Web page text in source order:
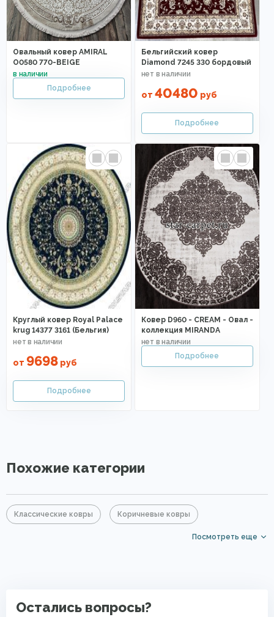
Овальный ковер AMIRAL
O0580 770-BEIGE
Бельгийский ковер
Diamond 7245 330 бордовый
от 40480 руб
Круглый ковер Royal Palace
krug 14377 3161 (Бельгия)
от 9698 руб
Ковер D960 - CREAM - Овал -
коллекция MIRANDA
Похожие категории
Классические ковры Коричневые ковры
Посмотреть еще
Остались вопросы?